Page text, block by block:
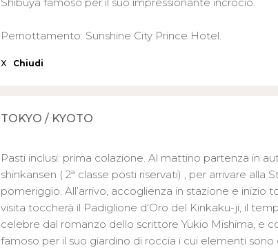
Shibuya famoso per il suo impressionante incrocio.
Pernottamento: Sunshine City Prince Hotel.
X Chiudi
TOKYO / KYOTO
Pasti inclusi: prima colazione. Al mattino partenza in
shinkansen ( 2ª classe posti riservati) , per arrivare alla
pomeriggio. All’arrivo, accoglienza in stazione e inizio
visita toccherà il Padiglione d'Oro del Kinkaku-ji, il
celebre dal romanzo dello scrittore Yukio Mishima, e
famoso per il suo giardino di roccia i cui elementi